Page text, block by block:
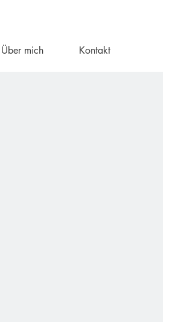
Über mich Kontakt